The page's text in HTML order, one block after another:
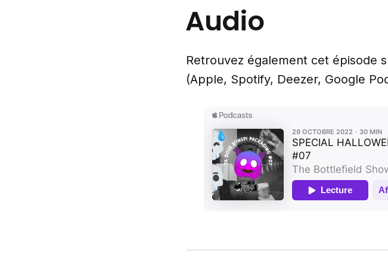
Audio
Retrouvez également cet épisode
(Apple, Spotify, Deezer, Google